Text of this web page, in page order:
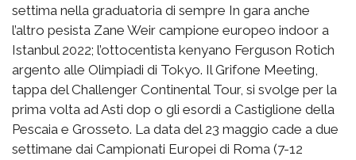
settima nella graduatoria di sempre In gara anche
l’altro pesista Zane Weir campione europeo indoor a
Istanbul 2022; l’ottocentista kenyano Ferguson Rotich
argento alle Olimpiadi di Tokyo. Il Grifone Meeting,
tappa del Challenger Continental Tour, si svolge per la
prima volta ad Asti dop o gli esordi a Castiglione della
Pescaia e Grosseto. La data del 23 maggio cade a due
settimane dai Campionati Europei di Roma (7-12